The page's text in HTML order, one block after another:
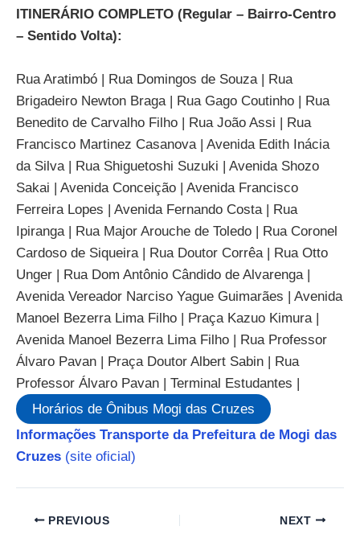
ITINERÁRIO COMPLETO (Regular – Bairro-Centro
– Sentido Volta):
Rua Aratimbó | Rua Domingos de Souza | Rua
Brigadeiro Newton Braga | Rua Gago Coutinho | Rua
Benedito de Carvalho Filho | Rua João Assi | Rua
Francisco Martinez Casanova | Avenida Edith Inácia
da Silva | Rua Shiguetoshi Suzuki | Avenida Shozo
Sakai | Avenida Conceição | Avenida Francisco
Ferreira Lopes | Avenida Fernando Costa | Rua
Ipiranga | Rua Major Arouche de Toledo | Rua Coronel
Cardoso de Siqueira | Rua Doutor Corrêa | Rua Otto
Unger | Rua Dom Antônio Cândido de Alvarenga |
Avenida Vereador Narciso Yague Guimarães | Avenida
Manoel Bezerra Lima Filho | Praça Kazuo Kimura |
Avenida Manoel Bezerra Lima Filho | Rua Professor
Álvaro Pavan | Praça Doutor Albert Sabin | Rua
Professor Álvaro Pavan | Terminal Estudantes |
Horários de Ônibus Mogi das Cruzes
Informações Transporte da Prefeitura de Mogi das
Cruzes (site oficial)
PREVIOUS NEXT